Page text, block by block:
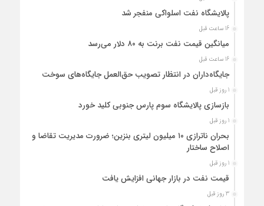
پالایشگاه نفت اسلواکی منفجر شد
16 ساعت قبل
میانگین قیمت نفت برنت به ۸۰ دلار می‌رسد
16 ساعت قبل
جایگاه‌داران در انتظار تصویب حق‌العمل جایگاه‌های سوخت
1 روز قبل
بازسازی پالایشگاه سوم پارس جنوبی کلید خورد
1 روز قبل
بحران ناترازی ۱۰ میلیون لیتری بنزین؛ ضرورت مدیریت تقاضا و
اصلاح ساختار
1 روز قبل
قیمت نفت در بازار جهانی افزایش یافت
3 روز قبل